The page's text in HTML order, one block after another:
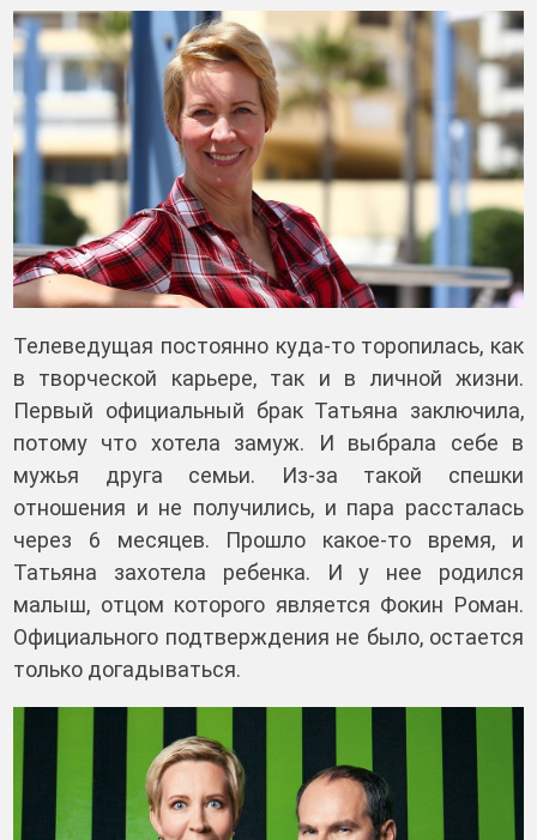
Телеведущая постоянно куда-то торопилась, как
в творческой карьере, так и в личной жизни.
Первый официальный брак Татьяна заключила,
потому что хотела замуж. И выбрала себе в
мужья друга семьи. Из-за такой спешки
отношения и не получились, и пара рассталась
через 6 месяцев. Прошло какое-то время, и
Татьяна захотела ребенка. И у нее родился
малыш, отцом которого является Фокин Роман.
Официального подтверждения не было, остается
только догадываться.